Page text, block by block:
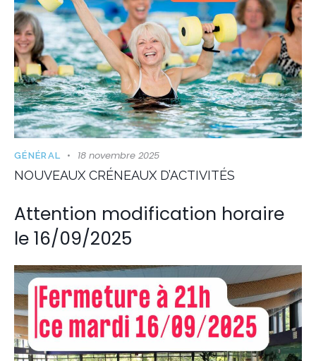
GÉNÉRAL 18 novembre 2025
NOUVEAUX CRÉNEAUX D’ACTIVITÉS
Attention modification horaire
le 16/09/2025